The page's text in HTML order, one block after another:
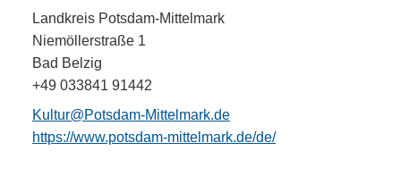
Landkreis Potsdam-Mittelmark
Niemöllerstraße 1
Bad Belzig
+49 033841 91442
Kultur@Potsdam-Mittelmark.de
https://www.potsdam-mittelmark.de/de/